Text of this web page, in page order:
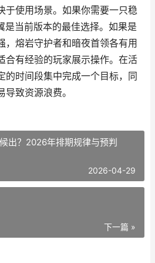
于使用场景。如果你需要一只稳
是当前版本的最佳选择。如果是
，熔岩守护者和暗夜首领各有用
合有经验的玩家展示操作。在活
的时间段集中完成一个目标，同
致资源浪费。
出？2026年排期规律与预判
2026-04-29
下一篇 »